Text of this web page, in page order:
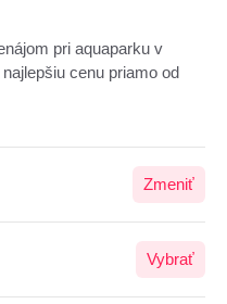
pri aquaparku v
cenu priamo od
Zmeniť
Vybrať